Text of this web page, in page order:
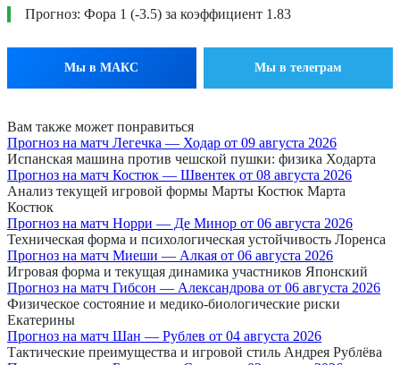
Прогноз: Фора 1 (-3.5) за коэффициент 1.83
Мы в МАКС Мы в телеграм
Вам также может понравиться
Прогноз на матч Легечка — Ходар от 09 августа 2026
Испанская машина против чешской пушки: физика Ходарта
Прогноз на матч Костюк — Швентек от 08 августа 2026
Анализ текущей игровой формы Марты Костюк Марта
Костюк
Прогноз на матч Норри — Де Минор от 06 августа 2026
Техническая форма и психологическая устойчивость Лоренса
Прогноз на матч Миеши — Алкая от 06 августа 2026
Игровая форма и текущая динамика участников Японский
Прогноз на матч Гибсон — Александрова от 06 августа 2026
Физическое состояние и медико-биологические риски
Екатерины
Прогноз на матч Шан — Рублев от 04 августа 2026
Тактические преимущества и игровой стиль Андрея Рублёва